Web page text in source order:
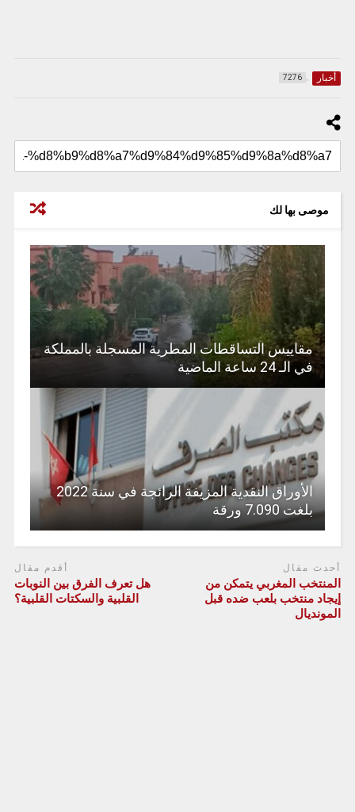
أخبار 7276
موصى بها لك
مقاييس التساقطات المطرية المسجلة بالمملكة
في الـ 24 ساعة الماضية
الأوراق النقدية المزيفة الرائجة في سنة 2022
بلغت 7.090 ورقة
أحدث مقال
المنتخب المغربي يتمكن من
إيجاد منتخب بلعب ضده قبل
المونديال
أقدم مقال
هل تعرف الفرق بين النوبات
القلبية والسكتات القلبية؟